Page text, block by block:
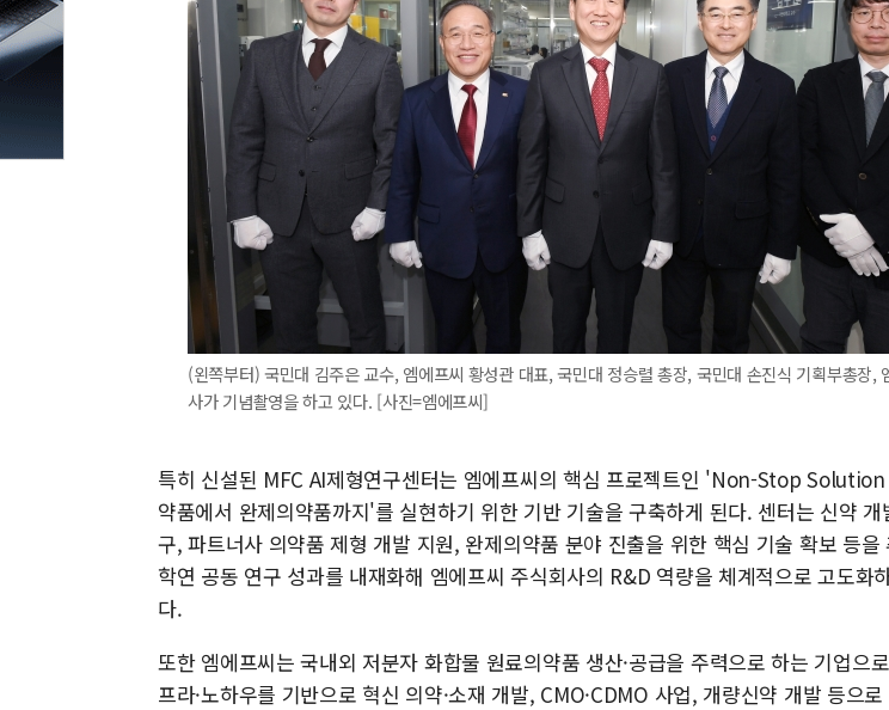
(왼쪽부터) 국민대 김주은 교수, 엠에프씨 황성관 대표, 국민대 정승렬 총장, 국민대 손진식 기획부총장,
사가 기념촬영을 하고 있다. [사진=엠에프씨]
특히 신설된 MFC AI제형연구센터는 엠에프씨의 핵심 프로젝트인 'Non-Stop
약품에서 완제의약품까지'를 실현하기 위한 기반 기술을 구축하게 된다. 센터는 신약 개
구, 파트너사 의약품 제형 개발 지원, 완제의약품 분야 진출을 위한 핵심 기술 확보 등을
학연 공동 연구 성과를 내재화해 엠에프씨 주식회사의 R&D 역량을 체계적으로 고도화
다.
또한 엠에프씨는 국내외 저분자 화합물 원료의약품 생산·공급을 주력으로 하는 기업으
프라·노하우를 기반으로 혁신 의약·소재 개발, CMO·CDMO 사업, 개량신약 개발 등으